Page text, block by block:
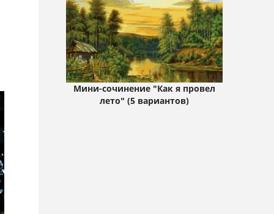
Мини-сочинение "Как я провел
лето" (5 вариантов)